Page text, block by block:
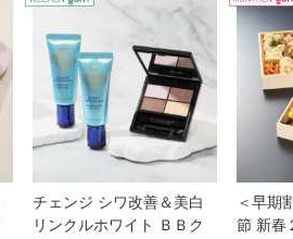
チェンジ シワ改善＆美白
リンクルホワイト ＢＢク
＜早期
節 新春